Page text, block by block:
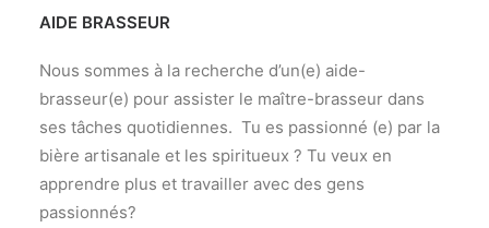
AIDE BRASSEUR
Nous sommes à la recherche d’un(e) aide-
brasseur(e) pour assister le maître-brasseur dans
ses tâches quotidiennes. Tu es passionné (e) par la
bière artisanale et les spiritueux ? Tu veux en
apprendre plus et travailler avec des gens
passionnés?